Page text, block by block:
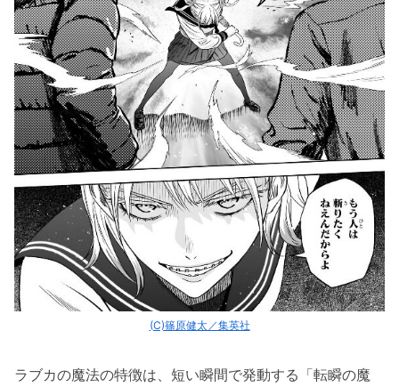
(C)篠原健太／集英社
ラブカの魔法の特徴は、短い瞬間で発動する「転瞬の魔